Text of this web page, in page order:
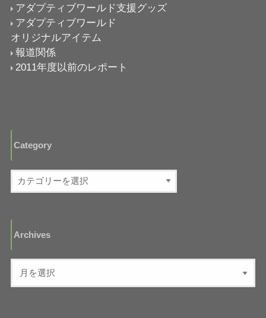
アダプティブワールド支援グッズ
アダプティブワールド
オリジナルアイテム
報道関係
2011年度以前のレポート
Category
Archives